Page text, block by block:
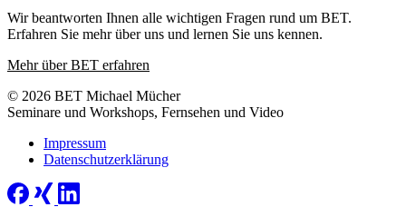
Wir beantworten Ihnen alle wichtigen Fragen rund um BET.
Erfahren Sie mehr über uns und lernen Sie uns kennen.
Mehr über BET erfahren
© 2026 BET Michael Mücher
Seminare und Workshops, Fernsehen und Video
Impressum
Datenschutzerklärung